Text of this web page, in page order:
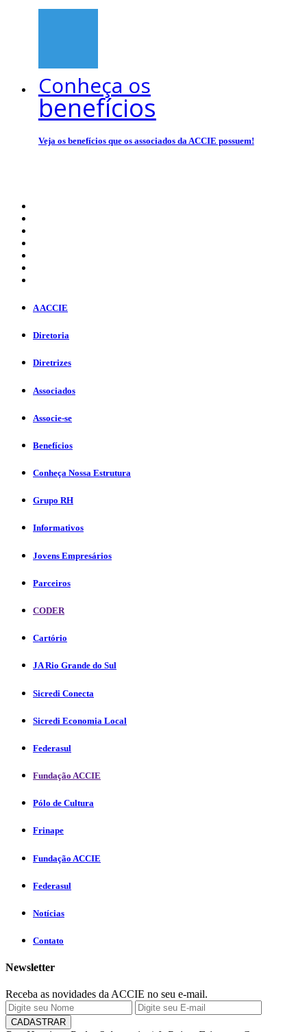
Conheça os
benefícios
Veja os benefícios que os associados da ACCIE possuem!
A ACCIE
Diretoria
Diretrizes
Associados
Associe-se
Benefícios
Conheça Nossa Estrutura
Grupo RH
Informativos
Jovens Empresários
Parceiros
CODER
Cartório
JA Rio Grande do Sul
Sicredi Conecta
Sicredi Economia Local
Federasul
Fundação ACCIE
Pólo de Cultura
Frinape
Fundação ACCIE
Federasul
Notícias
Contato
Newsletter
Receba as novidades da ACCIE no seu e-mail.